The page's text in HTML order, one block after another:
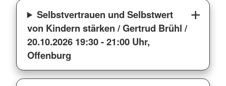
Selbstvertrauen und Selbstwert
von Kindern stärken / Gertrud Brühl /
20.10.2026 19:30 - 21:00 Uhr,
Offenburg